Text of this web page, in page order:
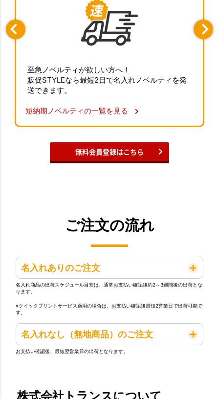
至急ノベルティが欲しい方へ！
販促STYLEなら最短2日で名入れノベルティを発
送できます。
短納期ノベルティの一覧を見る
無料会員登録はこちら
ご注文の流れ
名入れありのご注文
名入れ商品の出荷スケジュール目安は、通常お支払い確認後約2～3週間後の出荷とな
ります。
※クイックプリントサービス適用の場合は、お支払い確認後最短2営業日で出荷可能で
す。
名入れなし（無地商品）のご注文
お支払い確認後、最短翌営業日の出荷となります。
株式会社トランスについて